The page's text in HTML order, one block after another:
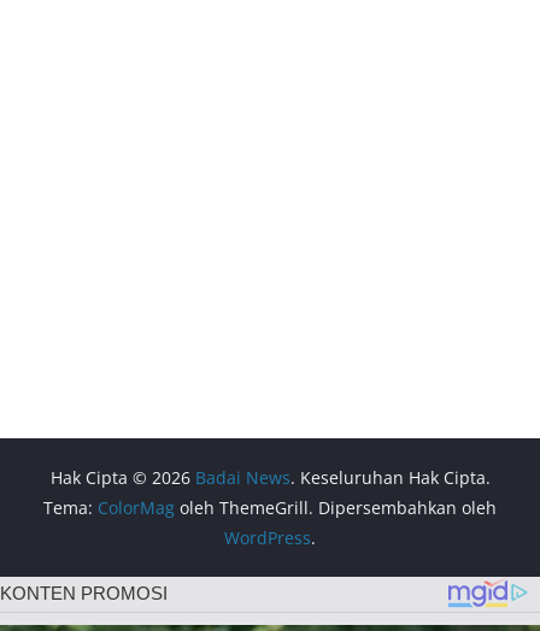
Hak Cipta © 2026 Badai News. Keseluruhan Hak Cipta.
Tema: ColorMag oleh ThemeGrill. Dipersembahkan oleh
WordPress.